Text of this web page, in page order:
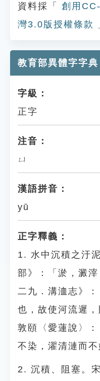
資料採「
創用
灣3.0版授權條款
教育部異體字字典
字級：
正字
注音：
ㄩ
漢語拼音：
yū
正字釋義：
1. 水中沉積之汙
部》：「淤，澱
二九．溝洫志》
也，故使河流遲
敦頤〈愛蓮說〉
不染，濯清漣而不
2. 沉積、阻塞。